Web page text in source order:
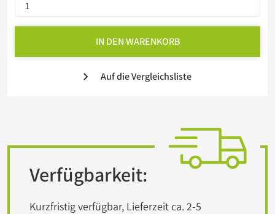
IN DEN WARENKORB
Auf die Vergleichsliste
Verfügbarkeit:
Kurzfristig verfügbar, Lieferzeit ca. 2-5